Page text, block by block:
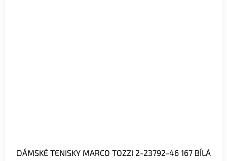
DÁMSKÉ TENISKY MARCO TOZZI 2-23792-46 167 BÍLÁ